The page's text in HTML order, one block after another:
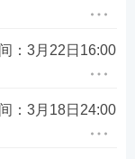
，下载相关PD
受人工核查，
：3月22日16:00
：3月18日24:00